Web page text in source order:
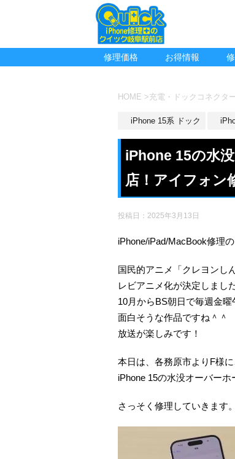
修理価格 お得情報
HOME >充電・ドックコネクタ
iPhone 15系 ドック
iPhone 15の水
店！アイフォン
投稿日： 2025年3月13日
iPhone/iPad/MacBook修理
国民的アニメ「クレヨンし
レビアニメ化が決定しまし
10月からBS朝日で毎週金
面白そうな作品ですね＾＾
放送が楽しみです！
本日は、各務原市よりF様に
iPhone 15の水没オーバーホ
さっそく修理していきます。